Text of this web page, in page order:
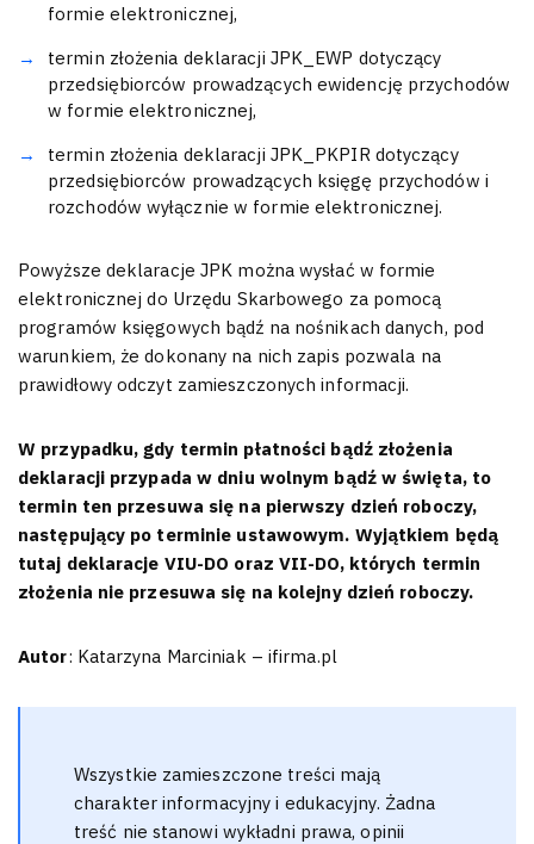
formie elektronicznej,
termin złożenia deklaracji JPK_EWP dotyczący
przedsiębiorców prowadzących ewidencję przychodów
w formie elektronicznej,
termin złożenia deklaracji JPK_PKPIR dotyczący
przedsiębiorców prowadzących księgę przychodów i
rozchodów wyłącznie w formie elektronicznej.
Powyższe deklaracje JPK można wysłać w formie
elektronicznej do Urzędu Skarbowego za pomocą
programów księgowych bądź na nośnikach danych, pod
warunkiem, że dokonany na nich zapis pozwala na
prawidłowy odczyt zamieszczonych informacji.
W przypadku, gdy termin płatności bądź złożenia
deklaracji przypada w dniu wolnym bądź w święta, to
termin ten przesuwa się na pierwszy dzień roboczy,
następujący po terminie ustawowym. Wyjątkiem będą
tutaj deklaracje VIU-DO oraz VII-DO, których termin
złożenia nie przesuwa się na kolejny dzień roboczy.
Autor: Katarzyna Marciniak – ifirma.pl
Wszystkie zamieszczone treści mają
charakter informacyjny i edukacyjny. Żadna
treść nie stanowi wykładni prawa, opinii